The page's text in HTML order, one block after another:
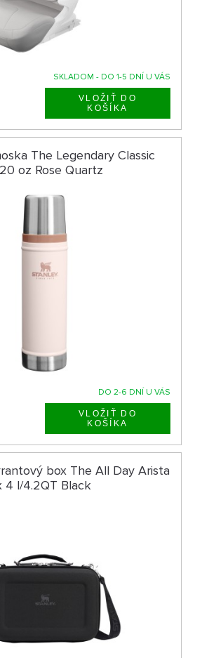
SKLADOM - DO 1-5 DNÍ U VÁS
The Legendary Classic
oz Rose Quartz
DO 2-6 DNÍ U VÁS
box The All Day Arista
4 l/4.2QT Black